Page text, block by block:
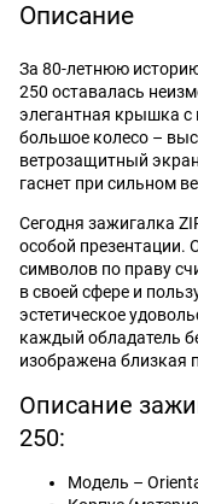
Описание
За 80-летнюю
250 оставалась
элегантная крышка
большое колесо –
ветрозащитный
гаснет при сильном
Сегодня зажигалка
особой презентации.
символов по праву
в своей сфере и
эстетическое
каждый обладатель
изображена близкая
Описание
250:
Модель –